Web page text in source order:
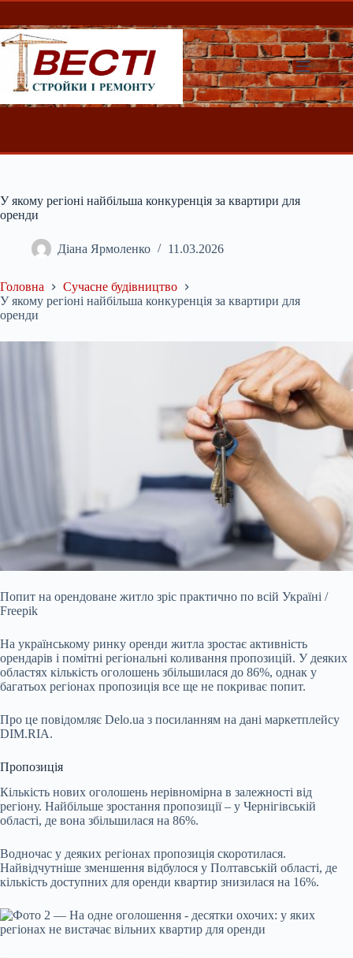
Перейти
вмісту
У якому регіоні найбільша конкуренція за квартири для
оренди
Діана Ярмоленко 11.03.2026
Головна
Сучасне будівництво
У якому регіоні найбільша конкуренція за квартири для
оренди
Попит на орендоване житло зріс практично по всій Україні /
Freepik
На українському ринку оренди житла зростає активність
орендарів і помітні регіональні коливання пропозицій. У деяких
областях кількість оголошень збільшилася до 86%, однак у
багатьох регіонах пропозиція все ще не покриває попит.
Про це повідомляє Delo.ua з посиланням на дані маркетплейсу
DIM.RIA.
Пропозиція
Кількість нових оголошень нерівномірна в залежності від
регіону. Найбільше зростання пропозиції – у Чернігівській
області, де вона збільшилася на 86%.
Водночас у деяких регіонах пропозиція скоротилася.
Найвідчутніше зменшення відбулося у Полтавській області, де
кількість доступних для оренди квартир знизилася на 16%.